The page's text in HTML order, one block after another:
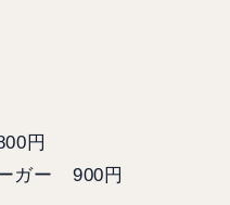
円
ーガー 900円